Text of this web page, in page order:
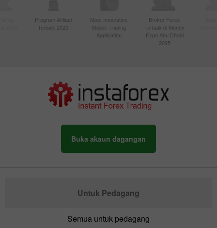
Program Afiliasi
Terbaik 2020
Most Innovative
Mobile Trading
Application
Broker Forex
Terbaik di Money
Expo Abu Dhabi
2025
Buka akaun dagangan
Untuk Pedagang
Semua untuk pedagang